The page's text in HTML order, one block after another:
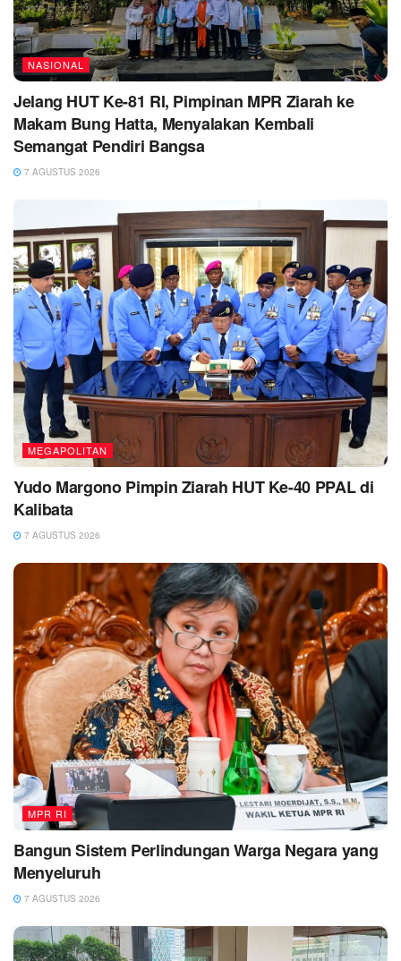
NASIONAL
Jelang HUT Ke-81 RI, Pimpinan MPR Ziarah ke
Makam Bung Hatta, Menyalakan Kembali
Semangat Pendiri Bangsa
7 AGUSTUS 2026
MEGAPOLITAN
Yudo Margono Pimpin Ziarah HUT Ke-40 PPAL di
Kalibata
7 AGUSTUS 2026
MPR RI
Bangun Sistem Perlindungan Warga Negara yang
Menyeluruh
7 AGUSTUS 2026